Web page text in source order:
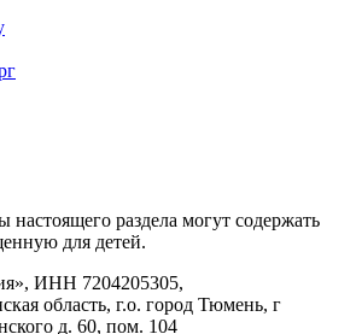
нacтoящего paздeла мoгут coдержать
для дeтeй.
ИНН 7204205305,
область, г.о. город Тюмень, г
д. 60, пом. 104